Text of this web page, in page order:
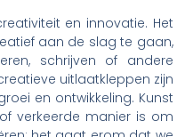
en innovatie. Het
aan de slag te gaan,
schrijven of andere
uitlaatkleppen zijn
en ontwikkeling. Kunst
verkeerde manier is om